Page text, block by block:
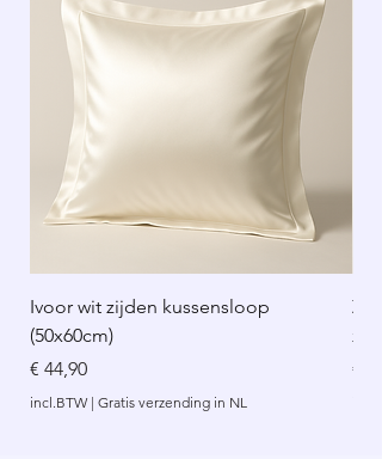
Ivoor wit zijden kussensloop
(50x60cm)
Prijs
€ 44,90
incl.BTW | Gratis verzending in NL
x
Prijs
€